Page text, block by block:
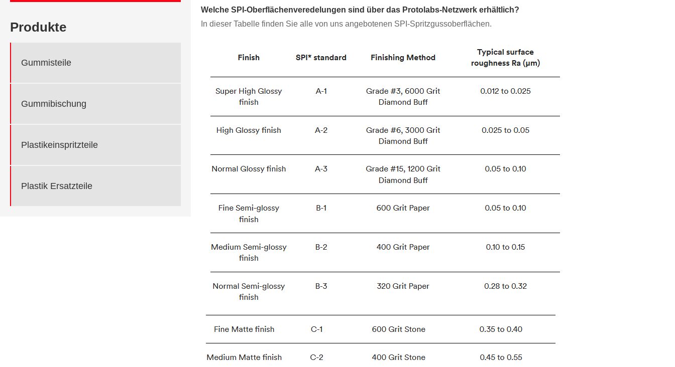
Produkte
Gummisteile
Gummibischung
Plastikeinspritzteile
Plastik Ersatzteile
Welche SPI-Oberflächenveredelungen sind über das Protolabs-Netzwerk erhältlich?
In dieser Tabelle finden Sie alle von uns angebotenen SPI-Spritzgussoberflächen.